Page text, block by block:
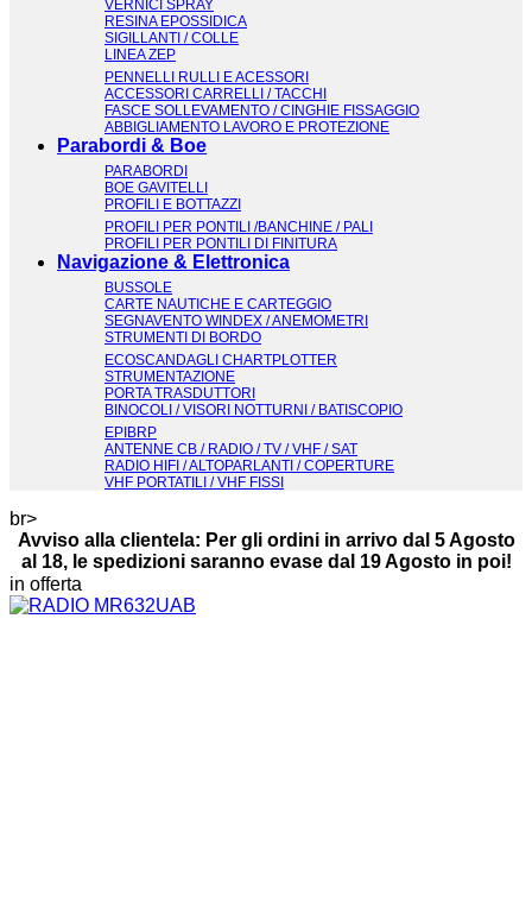
VERNICI SPRAY
RESINA EPOSSIDICA
SIGILLANTI / COLLE
LINEA ZEP
PENNELLI RULLI E ACESSORI
ACCESSORI CARRELLI / TACCHI
FASCE SOLLEVAMENTO / CINGHIE FISSAGGIO
ABBIGLIAMENTO LAVORO E PROTEZIONE
Parabordi & Boe
PARABORDI
BOE GAVITELLI
PROFILI E BOTTAZZI
PROFILI PER PONTILI /BANCHINE / PALI
PROFILI PER PONTILI DI FINITURA
Navigazione & Elettronica
BUSSOLE
CARTE NAUTICHE E CARTEGGIO
SEGNAVENTO WINDEX / ANEMOMETRI
STRUMENTI DI BORDO
ECOSCANDAGLI CHARTPLOTTER
STRUMENTAZIONE
PORTA TRASDUTTORI
BINOCOLI / VISORI NOTTURNI / BATISCOPIO
EPIBRP
ANTENNE CB / RADIO / TV / VHF / SAT
RADIO HIFI / ALTOPARLANTI / COPERTURE
VHF PORTATILI / VHF FISSI
br>
Avviso alla clientela: Per gli ordini in arrivo dal 5 Agosto
al 18, le spedizioni saranno evase dal 19 Agosto in poi!
in offerta